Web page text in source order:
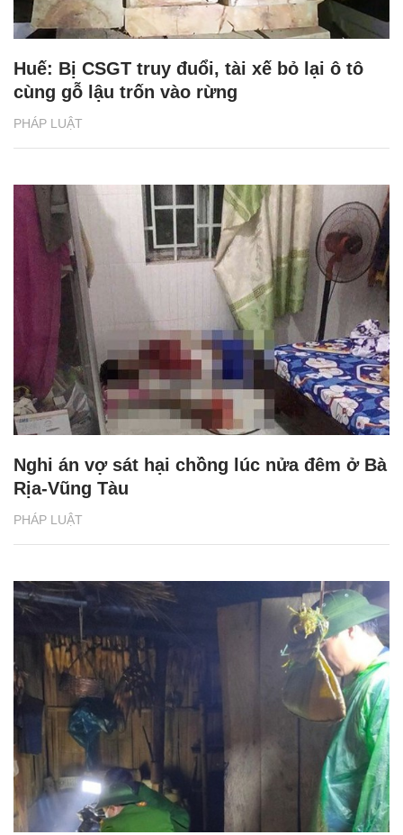
PHÁP LUẬT
Huế: Bị CSGT truy đuổi, tài xế bỏ lại ô tô
cùng gỗ lậu trốn vào rừng
PHÁP LUẬT
Nghi án vợ sát hại chồng lúc nửa đêm ở Bà
Rịa-Vũng Tàu